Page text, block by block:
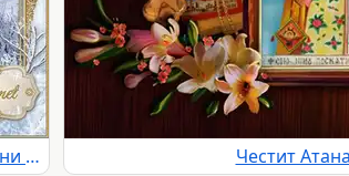
Честит Атанасовден! Зимна картичка с църква, планини и река, пожелания за здраве и щастие на 18 януари. Честит